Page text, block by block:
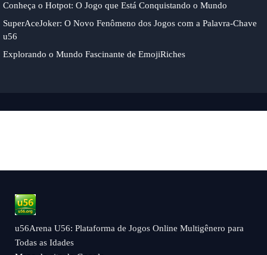
Conheça o Hotpot: O Jogo que Está Conquistando o Mundo
SuperAceJoker: O Novo Fenômeno dos Jogos com a Palavra-Chave
u56
Explorando o Mundo Fascinante de EmojiRiches
u56Arena U56: Plataforma de Jogos Online Multigênero para
Todas as Idades